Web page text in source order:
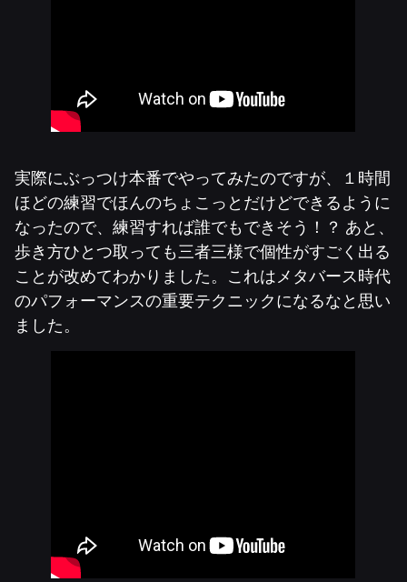
実際にぶっつけ本番でやってみたのですが、１時間
ほどの練習でほんのちょこっとだけどできるように
なったので、練習すれば誰でもできそう！？ あと、
歩き方ひとつ取っても三者三様で個性がすごく出る
ことが改めてわかりました。これはメタバース時代
のパフォーマンスの重要テクニックになるなと思い
ました。